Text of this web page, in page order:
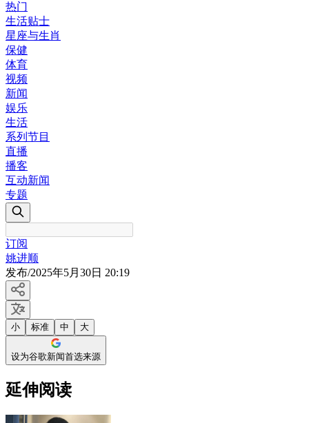
热门
生活贴士
星座与生肖
保健
体育
视频
新闻
娱乐
生活
系列节目
直播
播客
互动新闻
专题
订阅
姚进顺
发布/2025年5月30日 20:19
小 标准 中 大
设为谷歌新闻首选来源
延伸阅读